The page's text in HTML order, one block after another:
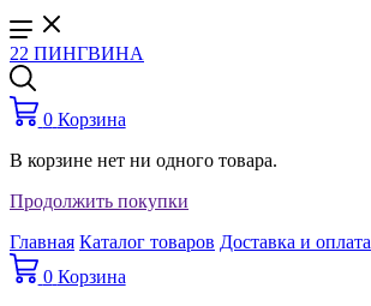
22 ПИНГВИНА
0 Корзина
В корзине нет ни одного товара.
Продолжить покупки
Главная Каталог товаров Доставка и оплата
0 Корзина